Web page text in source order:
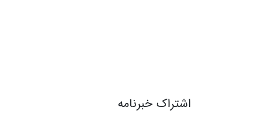
اشتراک خبرنامه